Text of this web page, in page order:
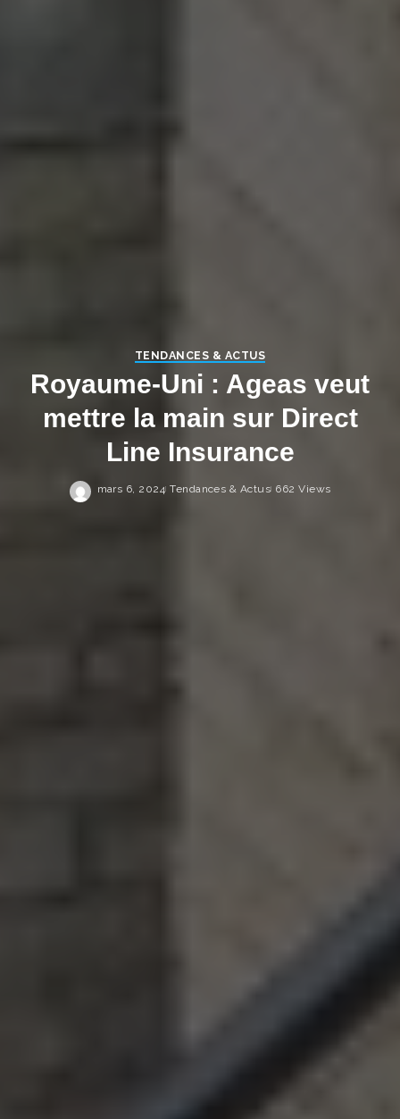
TENDANCES & ACTUS
Royaume-Uni : Ageas veut
mettre la main sur Direct
Line Insurance
mars 6, 2024 Tendances & Actus 662 Views